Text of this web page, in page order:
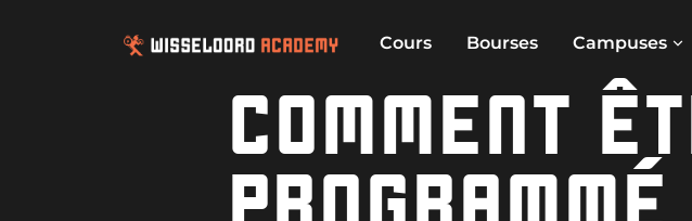
Cours Bourses Campuses
COMMENT